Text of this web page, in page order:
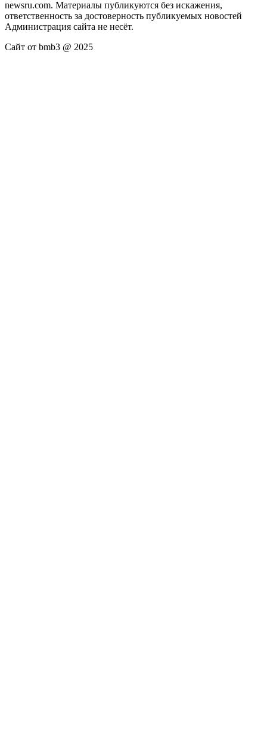
newsru.com. Материалы публикуются без искажения,
ответственность за достоверность публикуемых новостей
Администрация сайта не несёт.
Сайт от bmb3 @ 2025